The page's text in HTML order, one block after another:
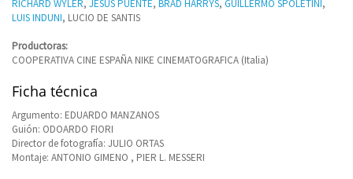
RICHARD WYLER, JESUS PUENTE, BRAD HARRYS, GUILLERMO SPOLETINI,
LUIS INDUNI, LUCIO DE SANTIS
Productoras:
COOPERATIVA CINE ESPAÑA NIKE CINEMATOGRAFICA (Italia)
Ficha técnica
Argumento: EDUARDO MANZANOS
Guión: ODOARDO FIORI
Director de fotografía: JULIO ORTAS
Montaje: ANTONIO GIMENO , PIER L. MESSERI